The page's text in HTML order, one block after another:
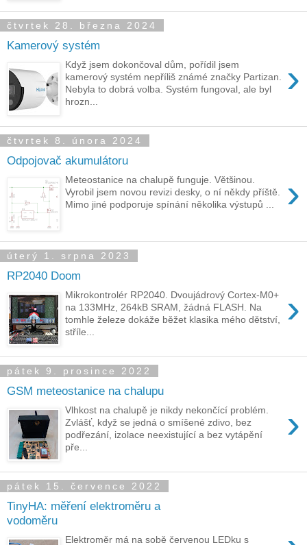
čtvrtek 28. března 2024
Kamerový systém
›
Když jsem dokončoval dům, pořídil jsem
kamerový systém nepříliš známé značky Partizan.
Nebyla to dobrá volba. Systém fungoval, ale byl
hrozn...
čtvrtek 8. února 2024
Odpojovač akumulátoru
›
Meteostanice na chalupě funguje. Většinou.
Vyrobil jsem novou revizi desky, o ní někdy příště.
Mimo jiné podporuje spínání několika výstupů ...
úterý 1. srpna 2023
RP2040 Doom
›
Mikrokontrolér RP2040. Dvoujádrový Cortex-M0+
na 133MHz, 264kB SRAM, žádná FLASH. Na
tomhle železe dokáže běžet klasika mého dětství,
stříle...
pátek 9. prosince 2022
GSM meteostanice na chalupu
›
Vlhkost na chalupě je nikdy nekončící problém.
Zvlášť, když se jedná o smíšené zdivo, bez
podřezání, izolace neexistující a bez vytápění
pře...
pátek 15. července 2022
TinyHA: měření elektroměru a
vodoměru
Elektroměr má na sobě červenou LEDku s